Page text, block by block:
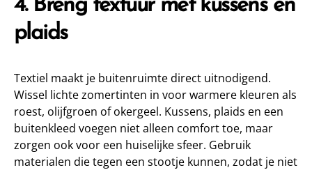
4. Breng textuur met kussens en
plaids
Textiel maakt je buitenruimte direct uitnodigend.
Wissel lichte zomertinten in voor warmere kleuren als
roest, olijfgroen of okergeel. Kussens, plaids en een
buitenkleed voegen niet alleen comfort toe, maar
zorgen ook voor een huiselijke sfeer. Gebruik
materialen die tegen een stootje kunnen, zodat je niet